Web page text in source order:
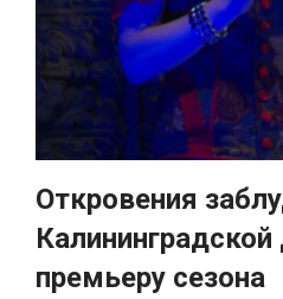
Откровения
премьеру сезона